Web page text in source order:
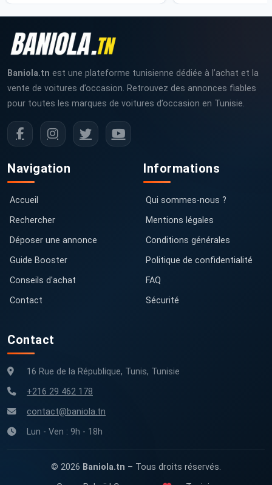
Baniola.tn est une plateforme tunisienne dédiée à l’achat et la
vente de voitures d’occasion. Retrouvez des annonces fiables
pour toutes les marques de voitures d’occasion en Tunisie.
Navigation
Accueil
Rechercher
Déposer une annonce
Guide Booster
Conseils d'achat
Contact
Informations
Qui sommes-nous ?
Mentions légales
Conditions générales
Politique de confidentialité
FAQ
Sécurité
Contact
16 Rue de la République, Tunis, Tunisie
+216 29 462 178
contact@baniola.tn
Lun - Ven : 9h - 18h
© 2026 Baniola.tn – Tous droits réservés.